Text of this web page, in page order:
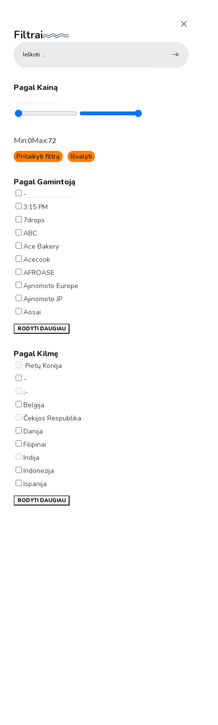
Filtrai
Search
Pagal Kainą
Min:0Max:72
Pritaikyti filtrą
Išvalyti
Pagal Gamintoją
-
3:15 PM
7drops
ABC
Ace Bakery
Acecook
AFROASE
Ajinomoto Europe
Ajinomoto JP
Aosai
RODYTI DAUGIAU
Pagal Kilmę
Pietų Korėja
-
;-
Belgija
Čekijos Respublika
Danija
Filipinai
Indija
Indonezija
Ispanija
RODYTI DAUGIAU